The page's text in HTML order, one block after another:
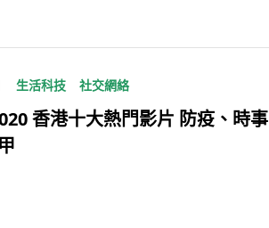
生活科技 社交網絡
香港十大熱門影片 防疫、時事